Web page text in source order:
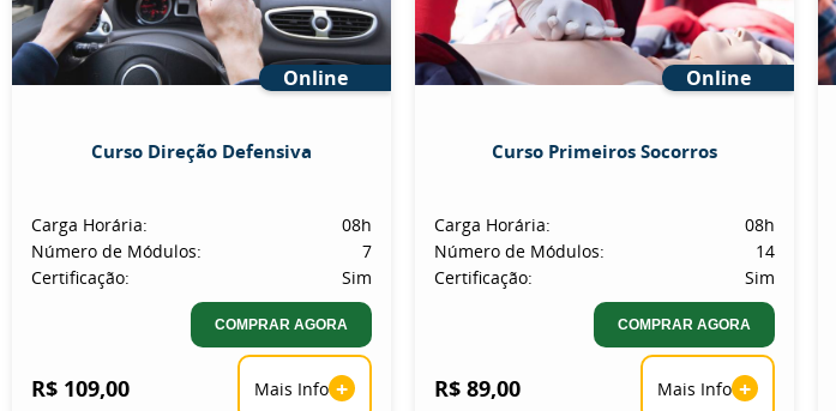
Online
Curso Direção Defensiva
Carga Horária:
08h
Número de Módulos:
7
Certificação:
Sim
COMPRAR AGORA
R$ 109,00 Mais Info +
Online
Curso Primeiros Socorros
Carga Horária:
08h
Número de Módulos:
14
Certificação:
Sim
COMPRAR AGORA
R$ 89,00 Mais Info +